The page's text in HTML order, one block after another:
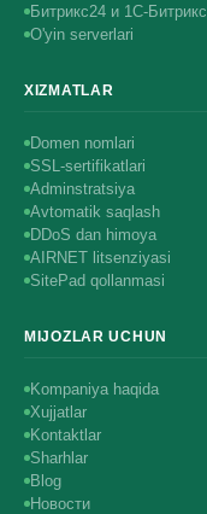
Битрикс24 и 1С-Битрикс
O'yin serverlari
XIZMATLAR
Domen nomlari
SSL-sertifikatlari
Adminstratsiya
Avtomatik saqlash
DDoS dan himoya
AIRNET litsenziyasi
SitePad qollanmasi
MIJOZLAR UCHUN
Kompaniya haqida
Xujjatlar
Kontaktlar
Sharhlar
Blog
Новости